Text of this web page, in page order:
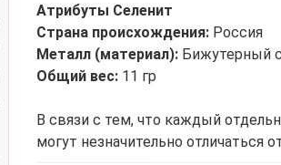
Атрибуты Селенит
Страна происхождения: Россия
Металл (материал): Бижутерный
Общий вес: 11 гр
В связи с тем, что каждый
могут незначительно отличаться